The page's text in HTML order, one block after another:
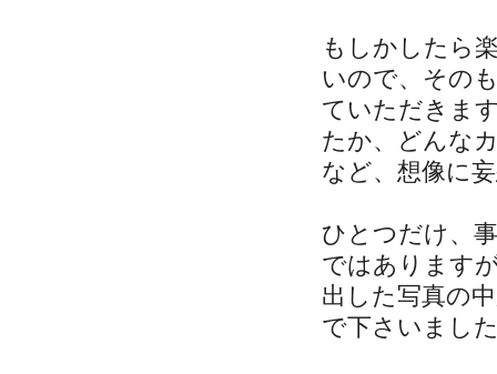
もしかしたら
いので、その
ていただきま
たか、どんな
など、想像に
ひとつだけ、
ではあります
出した写真の
で下さいまし